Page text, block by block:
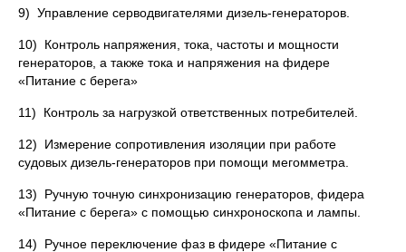
9) Управление серводвигателями дизель-генераторов.
10) Контроль напряжения, тока, частоты и мощности
генераторов, а также тока и напряжения на фидере
«Питание с берега»
11) Контроль за нагрузкой ответственных потребителей.
12) Измерение сопротивления изоляции при работе
судовых дизель-генераторов при помощи мегомметра.
13) Ручную точную синхронизацию генераторов, фидера
«Питание с берега» с помощью синхроноскопа и лампы.
14) Ручное переключение фаз в фидере «Питание с